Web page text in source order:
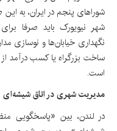
شوراهای پنجم در ایران، به
شهر نیویورک باید صرفا
نگهداری خیابان‌ها و نوسازی
ساخت بزرگراه یا کسب درآمد
است.
مدیریت شهری در اتاق شیشه‌ای
در لندن، بین «پاسخگویی